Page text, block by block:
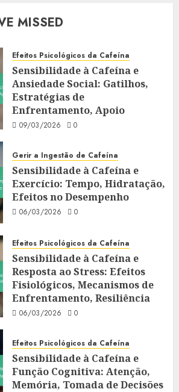
MISSED
Efeitos Psicológicos da Cafeína
Sensibilidade à Cafeína e
Ansiedade Social: Gatilhos,
Estratégias de
Enfrentamento, Apoio
09/03/2026 0
Gerir a Ingestão de Cafeína
Sensibilidade à Cafeína e
Exercício: Tempo, Hidratação,
Efeitos no Desempenho
06/03/2026 0
Efeitos Psicológicos da Cafeína
Sensibilidade à Cafeína e
Resposta ao Stress: Efeitos
Fisiológicos, Mecanismos de
Enfrentamento, Resiliência
06/03/2026 0
Efeitos Psicológicos da Cafeína
Sensibilidade à Cafeína e
Função Cognitiva: Atenção,
Memória, Tomada de Decisões